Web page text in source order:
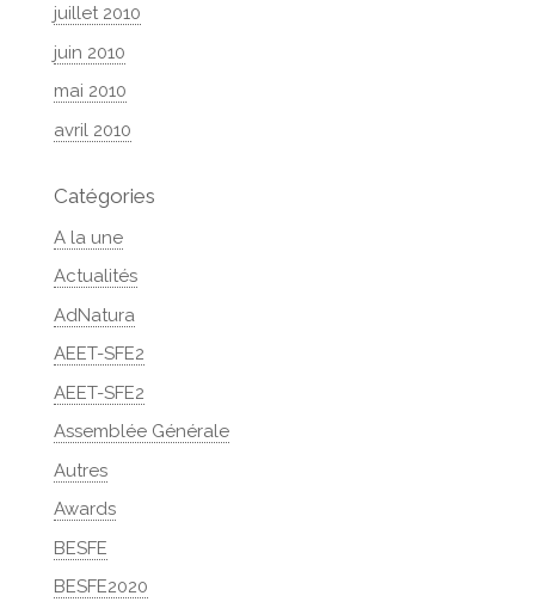
juillet 2010
juin 2010
mai 2010
avril 2010
Catégories
A la une
Actualités
AdNatura
AEET-SFE2
AEET-SFE2
Assemblée Générale
Autres
Awards
BESFE
BESFE2020